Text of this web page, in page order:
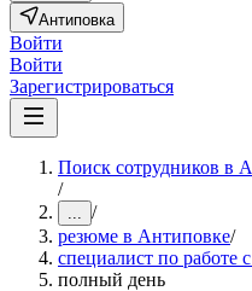
Антиповка
Войти
Войти
Зарегистрироваться
Поиск сотрудников в
/
... /
резюме в Антиповке/
специалист по работе
полный день